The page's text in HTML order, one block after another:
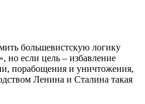
большевистскую логику
но если цель – избавление
порабощения и уничтожения,
Ленина и Сталина такая